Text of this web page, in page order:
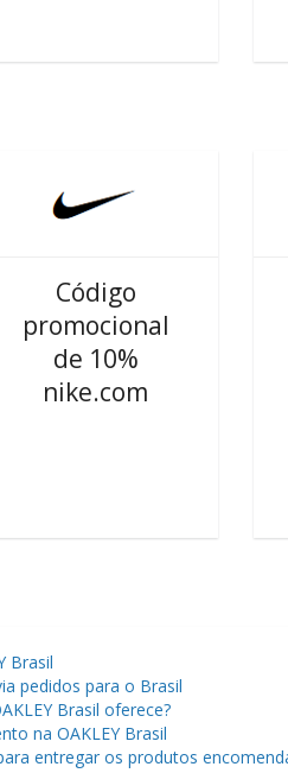
Código
promocional
de 10%
nike.com
Brasil
pedidos para o Brasil
Brasil oferece?
na OAKLEY Brasil
entregar os produtos